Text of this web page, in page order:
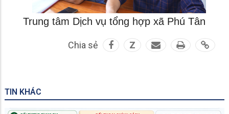
Trung tâm Dịch vụ tổng hợp xã Phú Tân
Chia sẻ Z
TIN KHÁC